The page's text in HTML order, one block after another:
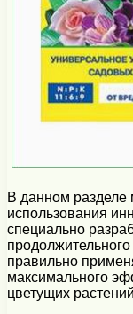
В данном
использования
специально
правильно
максимального
цветущих